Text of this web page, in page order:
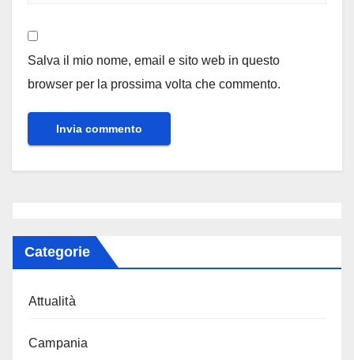
Salva il mio nome, email e sito web in questo
browser per la prossima volta che commento.
Categorie
Attualità
Campania